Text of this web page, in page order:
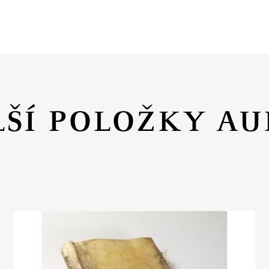
POLOŽKY